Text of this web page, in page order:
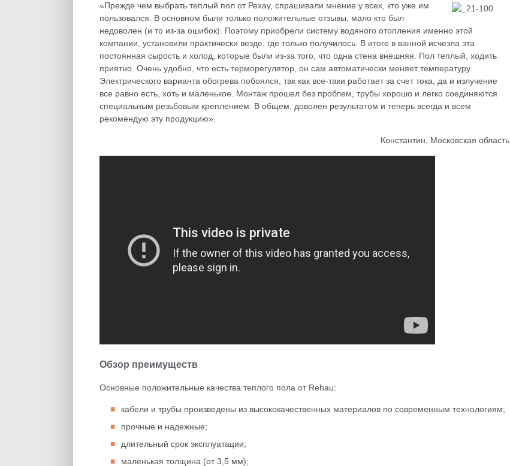
«Прежде чем выбрать теплый пол от Рехау, спрашивали мнение у всех, кто уже им
пользовался. В основном были только положительные отзывы, мало кто был
недоволен (и то из-за ошибок). Поэтому приобрели систему водяного отопления именно этой
компании, установили практически везде, где только получилось. В итоге в ванной исчезла эта
постоянная сырость и холод, которые были из-за того, что одна стена внешняя. Пол теплый, ходить
приятно. Очень удобно, что есть терморегулятор, он сам автоматически меняет температуру.
Электрического варианта обогрева побоялся, так как все-таки работает за счет тока, да и излучение
все равно есть, хоть и маленькое. Монтаж прошел без проблем, трубы хорошо и легко соединяются
специальным резьбовым креплением. В общем, доволен результатом и теперь всегда и всем
рекомендую эту продукцию».
Константин, Московская область.
Обзор преимуществ
Основные положительные качества теплого пола от Rehau:
кабели и трубы произведены из высококачественных материалов по современным технологиям;
прочные и надежные;
длительный срок эксплуатации;
маленькая толщина (от 3,5 мм);